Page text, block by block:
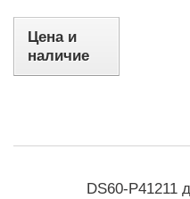
Цена и
наличие
DS60-P41211